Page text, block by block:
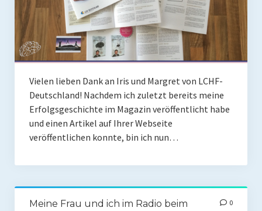
Vielen lieben Dank an Iris und Margret von LCHF-
Deutschland! Nachdem ich zuletzt bereits meine
Erfolgsgeschichte im Magazin veröffentlicht habe
und einen Artikel auf Ihrer Webseite
veröffentlichen konnte, bin ich nun…
Meine Frau und ich im Radio beim
0